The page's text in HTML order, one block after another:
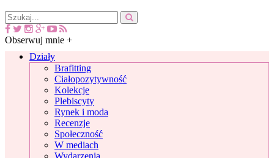
Obserwuj mnie +
Działy
Brafitting
Ciałopozytywność
Kolekcje
Plebiscyty
Rynek i moda
Recenzje
Społeczność
W mediach
Wydarzenia